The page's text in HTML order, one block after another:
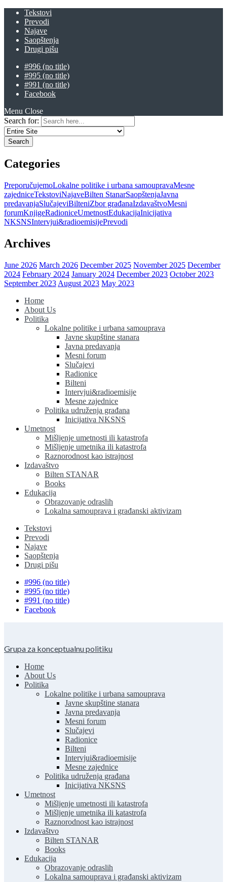
Tekstovi
Prevodi
Najave
Saopštenja
Drugi pišu
#996 (no title)
#995 (no title)
#991 (no title)
Facebook
Menu Close
Search for:
Categories
PreporučujemoLokalne politike i urbana samoupravaMesne
zajedniceTekstoviNajaveBilten StanarSaopštenjaJavna
predavanjaSlučajeviBilteniZbor građanaIzdavaštvoMesni
forumKnjigeRadioniceUmetnostEdukacijaInicijativa
NKSNSIntervjui&radioemisijePrevodi
Archives
June 2026 March 2026 December 2025 November 2025 December
2024 February 2024 January 2024 December 2023 October 2023
September 2023 August 2023 May 2023
Home
About Us
Politika
Lokalne politike i urbana samouprava
Javne skupštine stanara
Javna predavanja
Mesni forum
Slučajevi
Radionice
Bilteni
Intervjui&radioemisije
Mesne zajednice
Politika udruženja građana
Inicijativa NKSNS
Umetnost
Mišljenje umetnosti ili katastrofa
Mišljenje umetnika ili katastrofa
Raznorodnost kao istrajnost
Izdavaštvo
Bilten STANAR
Books
Edukacija
Obrazovanje odraslih
Lokalna samouprava i građanski aktivizam
Tekstovi
Prevodi
Najave
Saopštenja
Drugi pišu
#996 (no title)
#995 (no title)
#991 (no title)
Facebook
Grupa za konceptualnu politiku
Home
About Us
Politika
Lokalne politike i urbana samouprava
Javne skupštine stanara
Javna predavanja
Mesni forum
Slučajevi
Radionice
Bilteni
Intervjui&radioemisije
Mesne zajednice
Politika udruženja građana
Inicijativa NKSNS
Umetnost
Mišljenje umetnosti ili katastrofa
Mišljenje umetnika ili katastrofa
Raznorodnost kao istrajnost
Izdavaštvo
Bilten STANAR
Books
Edukacija
Obrazovanje odraslih
Lokalna samouprava i građanski aktivizam